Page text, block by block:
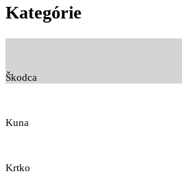
Kategórie
Škodca
Kuna
Krtko